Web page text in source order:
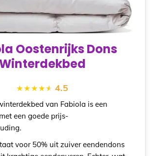
Oostenrijks Dons
4.5
van Fabiola is een
een goede prijs-
voor 50% uit zuiver eendendons